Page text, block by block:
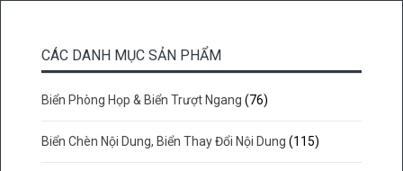
CÁC DANH MỤC SẢN PHẨM
Biển Phòng Họp & Biển Trượt Ngang (76)
Biển Chèn Nội Dung, Biển Thay Đổi Nội Dung (115)